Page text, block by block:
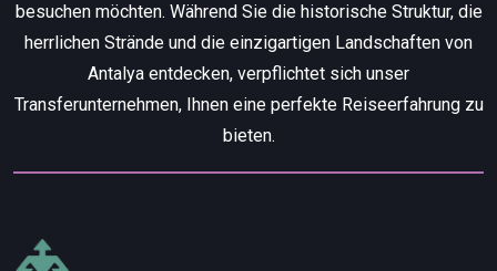
besuchen möchten. Während Sie die historische Struktur, die
herrlichen Strände und die einzigartigen Landschaften von
Antalya entdecken, verpflichtet sich unser
Transferunternehmen, Ihnen eine perfekte Reiseerfahrung zu
bieten.